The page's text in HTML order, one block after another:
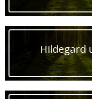
Hildegard